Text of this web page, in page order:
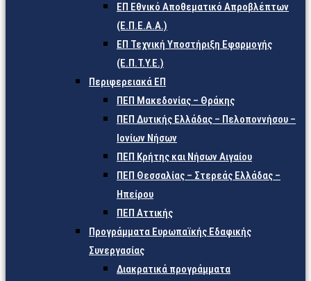
ΕΠ Εθνικό Αποθεματικό Απροβλέπτων
(Ε.Π.Ε.Α.Α.)
ΕΠ Τεχνική Υποστήριξη Εφαρμογής
(Ε.Π.Τ.Υ.Ε.)
Περιφερειακά ΕΠ
ΠΕΠ Μακεδονίας – Θράκης
ΠΕΠ Δυτικής Ελλάδας – Πελοποννήσου –
Ιονίων Νήσων
ΠΕΠ Κρήτης και Νήσων Αιγαίου
ΠΕΠ Θεσσαλίας – Στερεάς Ελλάδας –
Ηπείρου
ΠΕΠ Αττικής
Προγράμματα Ευρωπαϊκής Εδαφικής
Συνεργασίας
Διακρατικά προγράμματα